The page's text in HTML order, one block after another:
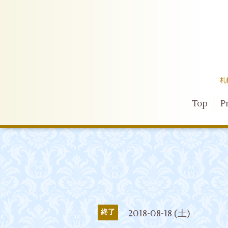
札
Top
終了 2018-08-18 (土)